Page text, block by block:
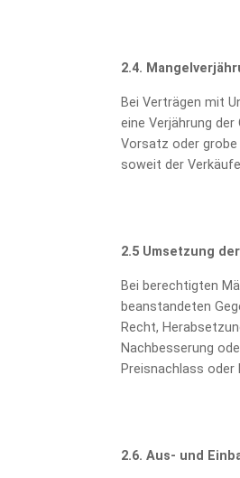
2.4.
Bei Verträgen mit
eine Verjährung
Vorsatz oder grobe
soweit der
2.5 Umsetzung der
Bei berechtigten
beanstandeten
Recht,
Nachbesserung
Preisnachlass
2.6. Aus- und